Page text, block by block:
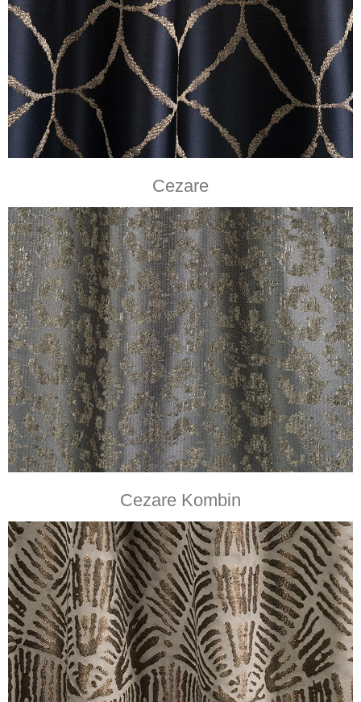
Cezare
Cezare Kombin